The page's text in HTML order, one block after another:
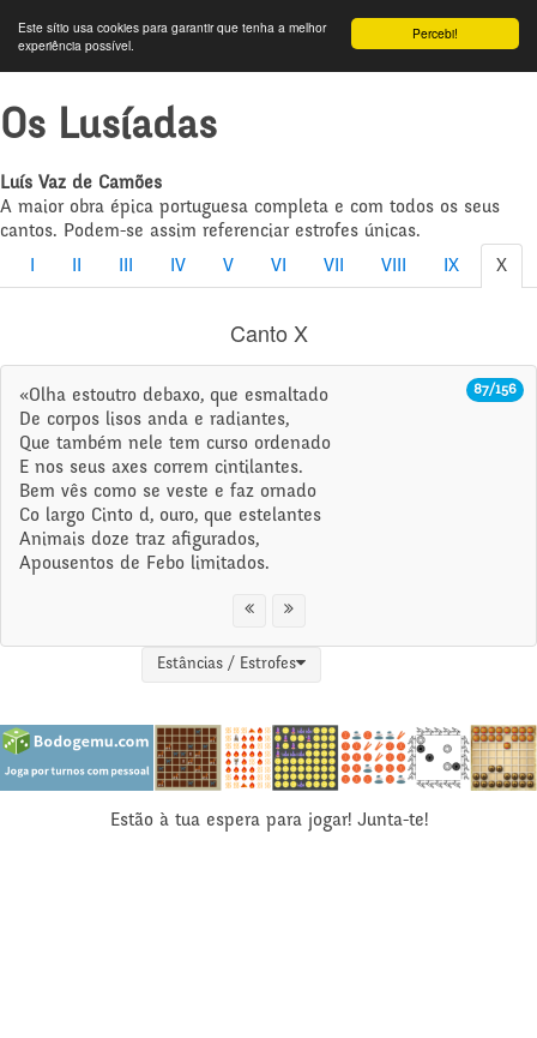
Percebi!
Este sítio usa cookies para garantir que tenha a melhor
experiência possível.
Os Lusíadas
Luís Vaz de Camões
A maior obra épica portuguesa completa e com todos os seus
cantos. Podem-se assim referenciar estrofes únicas.
IV V VI VII VIII IX X
Canto X
87/156
«Olha estoutro debaxo, que esmaltado
De corpos lisos anda e radiantes,
Que também nele tem curso ordenado
E nos seus axes correm cintilantes.
Bem vês como se veste e faz ornado
Co largo Cinto d, ouro, que estelantes
Animais doze traz afigurados,
Apousentos de Febo limitados.
Estâncias / Estrofes
Estão à tua espera para jogar! Junta-te!